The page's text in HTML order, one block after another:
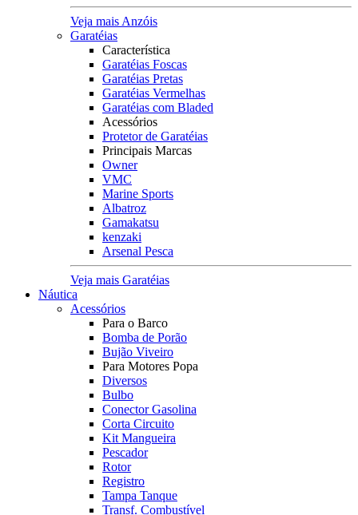
Veja mais Anzóis
Garatéias
Característica
Garatéias Foscas
Garatéias Pretas
Garatéias Vermelhas
Garatéias com Bladed
Acessórios
Protetor de Garatéias
Principais Marcas
Owner
VMC
Marine Sports
Albatroz
Gamakatsu
kenzaki
Arsenal Pesca
Veja mais Garatéias
Náutica
Acessórios
Para o Barco
Bomba de Porão
Bujão Viveiro
Para Motores Popa
Diversos
Bulbo
Conector Gasolina
Corta Circuito
Kit Mangueira
Pescador
Rotor
Registro
Tampa Tanque
Transf. Combustível